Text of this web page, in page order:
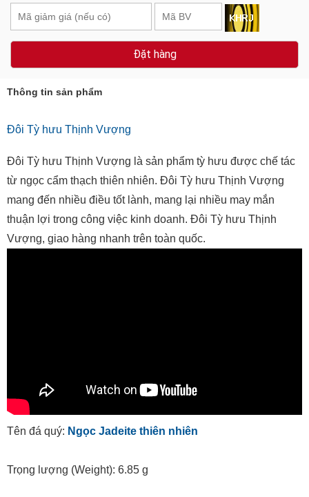
Đặt hàng
Thông tin sản phẩm
Đôi Tỳ hưu Thịnh Vượng
Đôi Tỳ hưu Thịnh Vượng là sản phẩm tỳ hưu được chế tác
từ ngọc cẩm thạch thiên nhiên. Đôi Tỳ hưu Thịnh Vượng
mang đến nhiều điều tốt lành, mang lại nhiều may mắn
thuận lợi trong công việc kinh doanh. Đôi Tỳ hưu Thịnh
Vượng, giao hàng nhanh trên toàn quốc.
Tên đá quý: Ngọc Jadeite thiên nhiên
Trọng lượng (Weight): 6.85 g